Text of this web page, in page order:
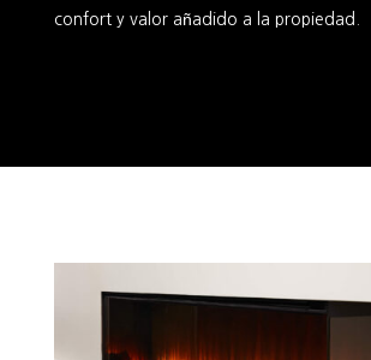
confort y valor añadido a la propiedad.